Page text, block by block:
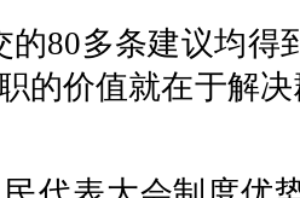
的80多条建议均得
的价值就在于解